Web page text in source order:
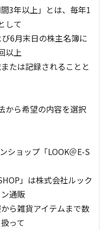
3年以上」とは、毎年1
して
6月末日の株主名簿に
以上
は記録されることと
から希望の内容を選択
ショップ「LOOK＠E-S
」は株式会社ルック
通販
雑貨アイテムまで数
って